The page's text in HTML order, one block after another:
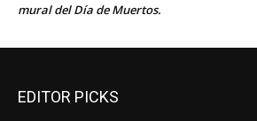
mural del Día de Muertos.
EDITOR PICKS